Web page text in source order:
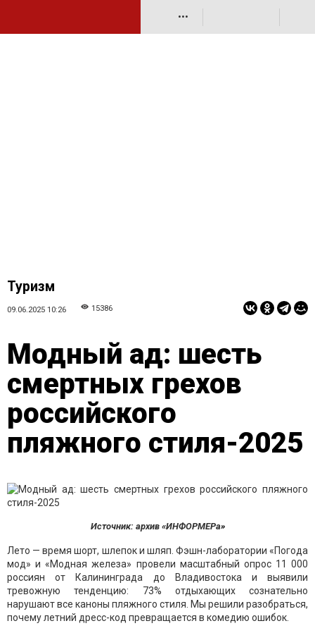
•••
Туризм
09.06.2025 10:26 15386
Модный ад: шесть
смертных грехов
российского
пляжного стиля-2025
Источник: архив «ИНФОРМЕРа»
Лето — время шорт, шлепок и шляп. Фэшн-лаборатории «Погода
мод» и «Модная железа» провели масштабный опрос 11 000
россиян от Калининграда до Владивостока и выявили
тревожную тенденцию: 73% отдыхающих сознательно
нарушают все каноны пляжного стиля. Мы решили разобраться,
почему летний дресс-код превращается в комедию ошибок.